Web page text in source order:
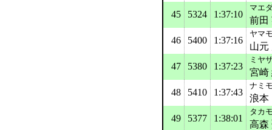
45
5324 1:37:10
マエ
前田
46
5400 1:37:16
ヤマ
山元
47
5380 1:37:23
ミヤ
宮崎
48
5410 1:37:43
ナミ
浪本
49
5377 1:38:01
タカ
高森